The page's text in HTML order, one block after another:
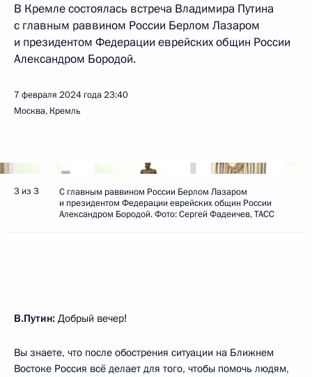
В Кремле состоялась встреча Владимира Путина
с главным раввином России Берлом Лазаром
и президентом Федерации еврейских общин России
Александром Бородой.
7 февраля 2024 года23:40
Москва, Кремль
3 из 3
С главным раввином России Берлом Лазаром
и президентом Федерации еврейских общин России
Александром Бородой. Фото: Сергей Фадеичев, ТАСС
В.Путин: Добрый вечер!
Вы знаете, что после обострения ситуации на Ближнем
Востоке Россия всё делает для того, чтобы помочь людям,